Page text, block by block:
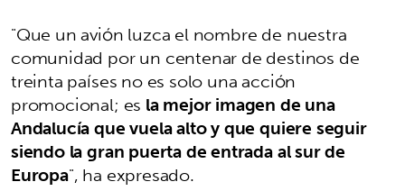
"Que un avión luzca el nombre de nuestra
comunidad por un centenar de destinos de
treinta países no es solo una acción
promocional; es la mejor imagen de una
Andalucía que vuela alto y que quiere seguir
siendo la gran puerta de entrada al sur de
Europa", ha expresado.